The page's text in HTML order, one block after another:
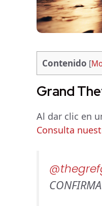
Contenido [
Grand
Al dar clic en
Consulta